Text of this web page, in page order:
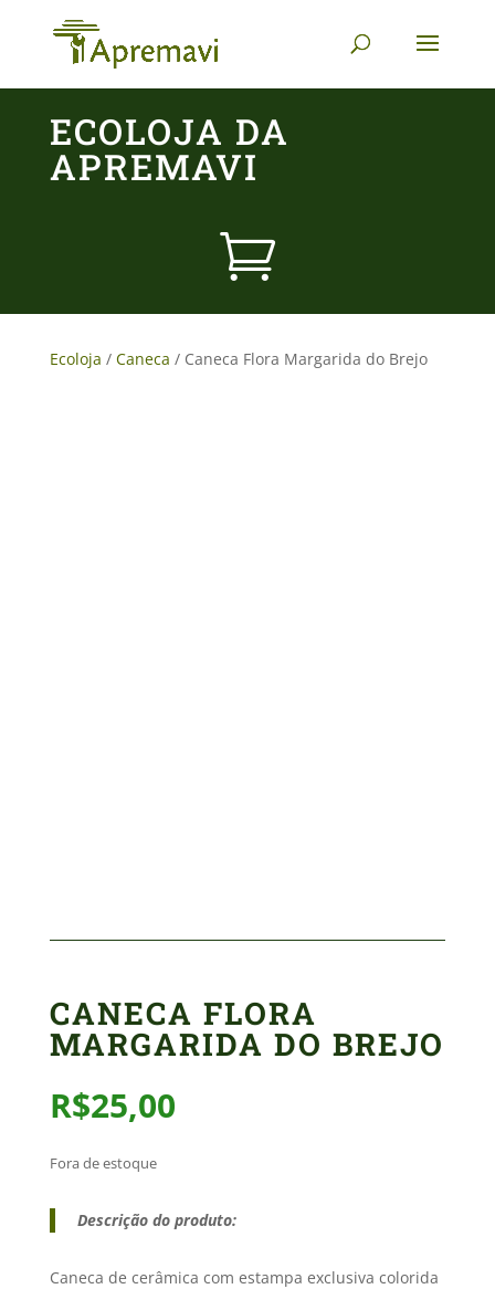
ECOLOJA DA
APREMAVI

Ecoloja / Caneca / Caneca Flora Margarida do Brejo
CANECA FLORA
MARGARIDA DO BREJO
R$25,00
Fora de estoque
Descrição do produto:
Caneca de cerâmica com estampa exclusiva colorida